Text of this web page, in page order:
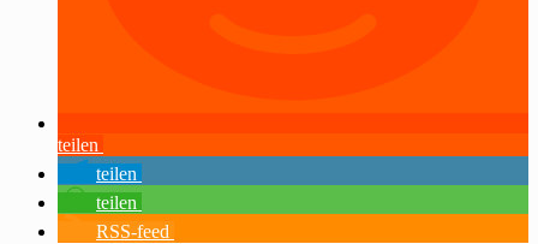
teilen
teilen
teilen
RSS-feed